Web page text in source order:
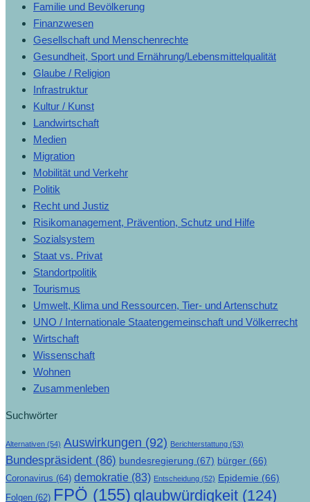
Familie und Bevölkerung
Finanzwesen
Gesellschaft und Menschenrechte
Gesundheit, Sport und Ernährung/Lebensmittelqualität
Glaube / Religion
Infrastruktur
Kultur / Kunst
Landwirtschaft
Medien
Migration
Mobilität und Verkehr
Politik
Recht und Justiz
Risikomanagement, Prävention, Schutz und Hilfe
Sozialsystem
Staat vs. Privat
Standortpolitik
Tourismus
Umwelt, Klima und Ressourcen, Tier- und Artenschutz
UNO / Internationale Staatengemeinschaft und Völkerrecht
Wirtschaft
Wissenschaft
Wohnen
Zusammenleben
Suchwörter
Alternativen (54) Auswirkungen (92) Berichterstattung (53)
Bundespräsident (86) bundesregierung (67) bürger (66)
Coronavirus (64) demokratie (83) Entscheidung (52) Epidemie (66)
Folgen (62) FPÖ (155) glaubwürdigkeit (124)